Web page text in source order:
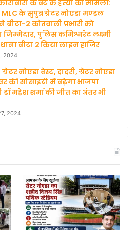
के बेटे के हत्‍या का मामला:
के सुपुत्र ग्रेटर नोएडा मण्‍डल
बीटा-2 कोतवाली प्रभारी को
जिम्मेदार, पुलिस कमिश्नरेट लक्ष्मी
बीटा 2 किया लाइन हाजिर
2024
नोएडा वेस्ट, दादरी, ग्रेटर नोएडा
की सोसाइटी में बढ़ेगा भाजपा
डॉ महेश शर्मा की जीत का अंतर भी
2024